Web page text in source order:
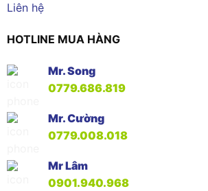
Liên hệ
HOTLINE MUA HÀNG
Mr. Song
0779.686.819
Mr. Cường
0779.008.018
Mr Lâm
0901.940.968